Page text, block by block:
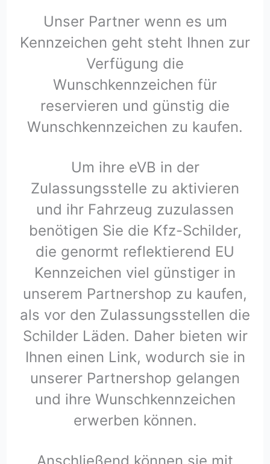
Unser Partner wenn es um
Kennzeichen geht steht Ihnen zur
Verfügung die
Wunschkennzeichen für
reservieren und günstig die
Wunschkennzeichen zu kaufen.
Um ihre eVB in der
Zulassungsstelle zu aktivieren
und ihr Fahrzeug zuzulassen
benötigen Sie die Kfz-Schilder,
die genormt reflektierend EU
Kennzeichen viel günstiger in
unserem Partnershop zu kaufen,
als vor den Zulassungsstellen die
Schilder Läden. Daher bieten wir
Ihnen einen Link, wodurch sie in
unserer Partnershop gelangen
und ihre Wunschkennzeichen
erwerben können.